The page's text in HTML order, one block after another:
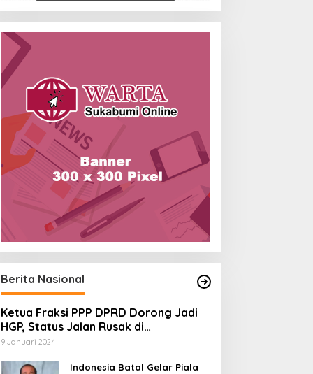
Berita Nasional
Ketua Fraksi PPP DPRD Dorong Jadi
HGP, Status Jalan Rusak di
Tegalbuleud Sukabumi yang Viral
9 Januari 2024
Indonesia Batal Gelar Piala